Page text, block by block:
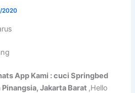
2020
App Kami : cuci Springbed
Jakarta Barat ,Hello